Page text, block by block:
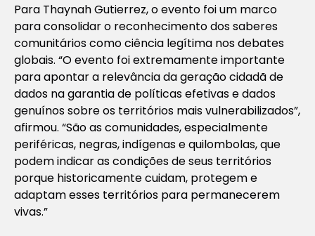
Para Thaynah Gutierrez, o evento foi um marco
para consolidar o reconhecimento dos saberes
comunitários como ciência legítima nos debates
globais. “O evento foi extremamente importante
para apontar a relevância da geração cidadã de
dados na garantia de políticas efetivas e dados
genuínos sobre os territórios mais vulnerabilizados”,
afirmou. “São as comunidades, especialmente
periféricas, negras, indígenas e quilombolas, que
podem indicar as condições de seus territórios
porque historicamente cuidam, protegem e
adaptam esses territórios para permanecerem
vivas.”